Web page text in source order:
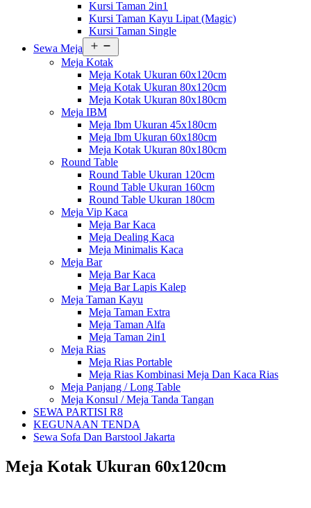
Kursi Taman 2in1
Kursi Taman Kayu Lipat (Magic)
Kursi Taman Single
Sewa Meja
menu
Meja Kotak
Meja Kotak Ukuran 60x120cm
Meja Kotak Ukuran 80x120cm
Meja Kotak Ukuran 80x180cm
Meja IBM
Meja Ibm Ukuran 45x180cm
Meja Ibm Ukuran 60x180cm
Meja Kotak Ukuran 80x180cm
Round Table
Round Table Ukuran 120cm
Round Table Ukuran 160cm
Round Table Ukuran 180cm
Meja Vip Kaca
Meja Bar Kaca
Meja Dealing Kaca
Meja Minimalis Kaca
Meja Bar
Meja Bar Kaca
Meja Bar Lapis Kalep
Meja Taman Kayu
Meja Taman Extra
Meja Taman Alfa
Meja Taman 2in1
Meja Rias
Meja Rias Portable
Meja Rias Kombinasi Meja Dan Kaca Rias
Meja Panjang / Long Table
Meja Konsul / Meja Tanda Tangan
SEWA PARTISI R8
KEGUNAAN TENDA
Sewa Sofa Dan Barstool Jakarta
Meja Kotak Ukuran 60x120cm